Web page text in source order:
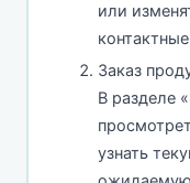
или
Заказ
В разделе
узнать